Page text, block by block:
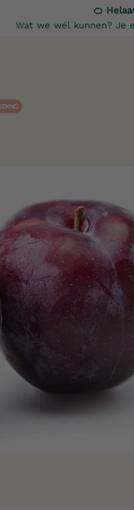
🍊
Wat we wél kunnen? Je